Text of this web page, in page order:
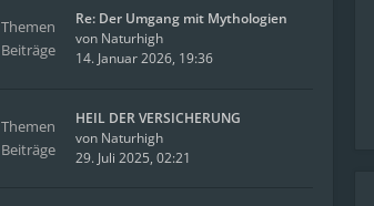
Themen
Beiträge
Re: Der Umgang mit Mythologien
von Naturhigh
14. Januar 2026, 19:36
Themen
Beiträge
HEIL DER VERSICHERUNG
von Naturhigh
29. Juli 2025, 02:21